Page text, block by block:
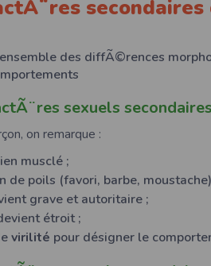
des diffÃ©rences
sexuels
on remarque :
musclé ;
de poils (favori, barbe,
grave et autoritaire ;
étroit ;
virilité pour désigner le